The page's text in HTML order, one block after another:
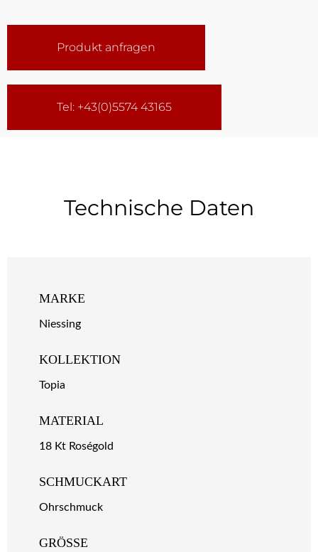
Produkt anfragen
Tel: +43(0)5574 43165
Technische Daten
MARKE
Niessing
KOLLEKTION
Topia
MATERIAL
18 Kt Roségold
SCHMUCKART
Ohrschmuck
GRÖSSE